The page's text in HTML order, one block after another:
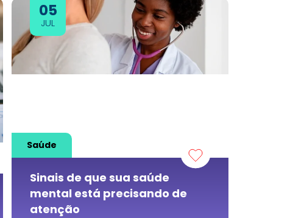
05
JUL
Saúde
Sinais de que sua saúde
mental está precisando de
atenção